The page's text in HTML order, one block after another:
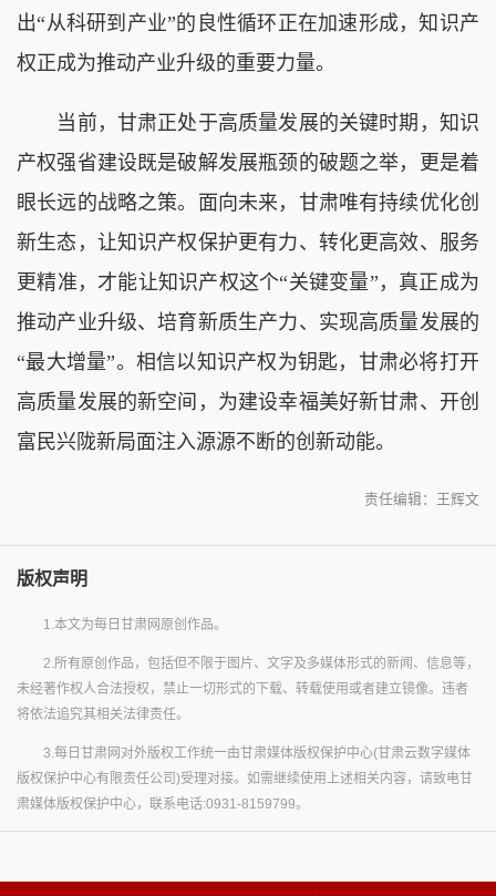
出“从科研到产业”的良性循环正在加速形成，知识产
权正成为推动产业升级的重要力量。
当前，甘肃正处于高质量发展的关键时期，知识
产权强省建设既是破解发展瓶颈的破题之举，更是着
眼长远的战略之策。面向未来，甘肃唯有持续优化创
新生态，让知识产权保护更有力、转化更高效、服务
更精准，才能让知识产权这个“关键变量”，真正成为
推动产业升级、培育新质生产力、实现高质量发展的
“最大增量”。相信以知识产权为钥匙，甘肃必将打开
高质量发展的新空间，为建设幸福美好新甘肃、开创
富民兴陇新局面注入源源不断的创新动能。
责任编辑：王辉文
版权声明
1.本文为每日甘肃网原创作品。
2.所有原创作品，包括但不限于图片、文字及多媒体形式的新闻、信息等，
未经著作权人合法授权，禁止一切形式的下载、转载使用或者建立镜像。违者
将依法追究其相关法律责任。
3.每日甘肃网对外版权工作统一由甘肃媒体版权保护中心(甘肃云数字媒体
版权保护中心有限责任公司)受理对接。如需继续使用上述相关内容，请致电甘
肃媒体版权保护中心，联系电话:0931-8159799。